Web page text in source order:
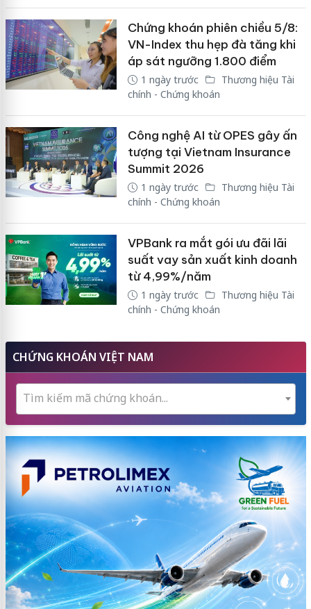
Chứng khoán phiên chiều 5/8:
VN-Index thu hẹp đà tăng khi
áp sát ngưỡng 1.800 điểm
1 ngày trước
Thương hiệu Tài
chính - Chứng khoán
Công nghệ AI từ OPES gây ấn
tượng tại Vietnam Insurance
Summit 2026
1 ngày trước
Thương hiệu Tài
chính - Chứng khoán
VPBank ra mắt gói ưu đãi lãi
suất vay sản xuất kinh doanh
từ 4,99%/năm
1 ngày trước
Thương hiệu Tài
chính - Chứng khoán
CHỨNG KHOÁN VIỆT NAM
Tìm kiếm mã chứng khoán...